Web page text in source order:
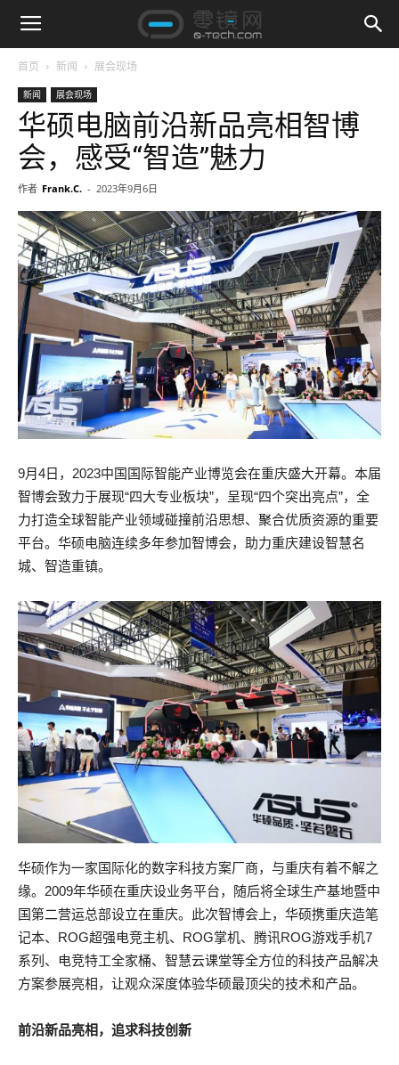
首页 新闻 展会现场
新闻 展会现场
华硕电脑前沿新品亮相智博
会，感受“智造”魅力
作者 Frank.C. - 2023年9月6日
9月4日，2023中国国际智能产业博览会在重庆盛大开幕。本届
智博会致力于展现“四大专业板块”，呈现“四个突出亮点”，全
力打造全球智能产业领域碰撞前沿思想、聚合优质资源的重要
平台。华硕电脑连续多年参加智博会，助力重庆建设智慧名
城、智造重镇。
华硕作为一家国际化的数字科技方案厂商，与重庆有着不解之
缘。2009年华硕在重庆设业务平台，随后将全球生产基地暨中
国第二营运总部设立在重庆。此次智博会上，华硕携重庆造笔
记本、ROG超强电竞主机、ROG掌机、腾讯ROG游戏手机7
系列、电竞特工全家桶、智慧云课堂等全方位的科技产品解决
方案参展亮相，让观众深度体验华硕最顶尖的技术和产品。
前沿新品亮相，追求科技创新